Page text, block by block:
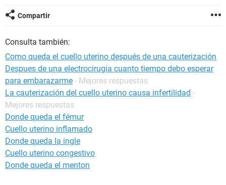
GLOSARIO
Compartir
Consulta también:
Como queda el cuello uterino después de una cauterización
Despues de una electrocirugia cuanto tiempo debo esperar
para embarazarme - Mejores respuestas
La cauterización del cuello uterino causa infertilidad -
Mejores respuestas
Donde queda el fémur
Cuello uterino inflamado
Donde queda la ingle
Cuello uterino congestivo
Donde queda el menton